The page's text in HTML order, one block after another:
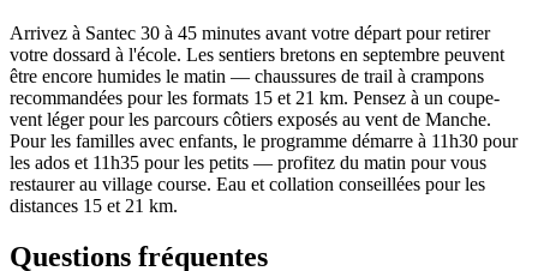
Arrivez à Santec 30 à 45 minutes avant votre départ pour retirer
votre dossard à l'école. Les sentiers bretons en septembre peuvent
être encore humides le matin — chaussures de trail à crampons
recommandées pour les formats 15 et 21 km. Pensez à un coupe-
vent léger pour les parcours côtiers exposés au vent de Manche.
Pour les familles avec enfants, le programme démarre à 11h30 pour
les ados et 11h35 pour les petits — profitez du matin pour vous
restaurer au village course. Eau et collation conseillées pour les
distances 15 et 21 km.
Questions fréquentes